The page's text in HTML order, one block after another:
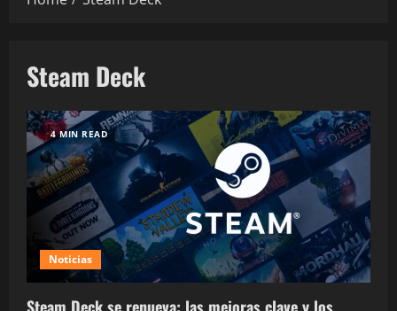
Steam Deck
4 MIN READ
Noticias